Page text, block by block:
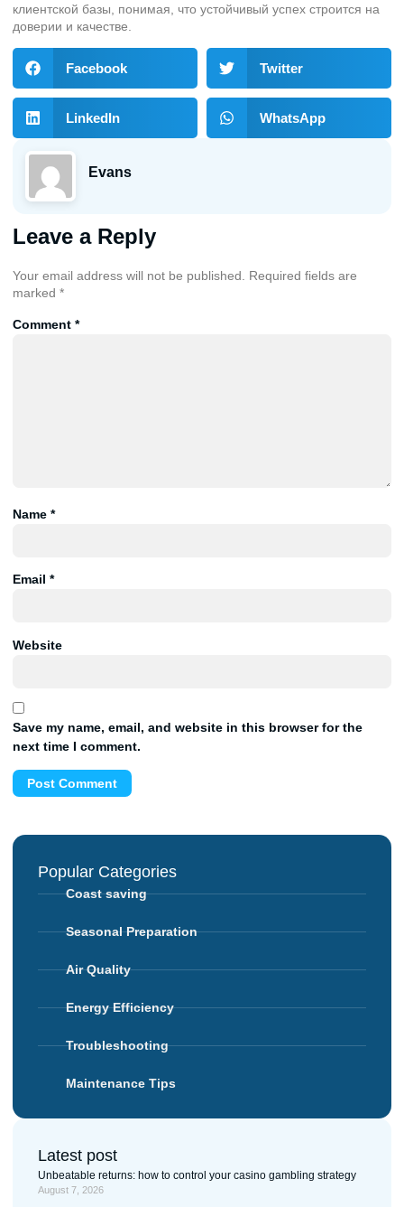
клиентской базы, понимая, что устойчивый успех строится на
доверии и качестве.
Facebook Twitter
LinkedIn WhatsApp
Evans
Leave a Reply
Your email address will not be published. Required fields are
marked *
Comment *
Name *
Email *
Website
Save my name, email, and website in this browser for the
next time I comment.
Popular Categories
Coast saving
Seasonal Preparation
Air Quality
Energy Efficiency
Troubleshooting
Maintenance Tips
Latest post
Unbeatable returns: how to control your casino gambling strategy
August 7, 2026